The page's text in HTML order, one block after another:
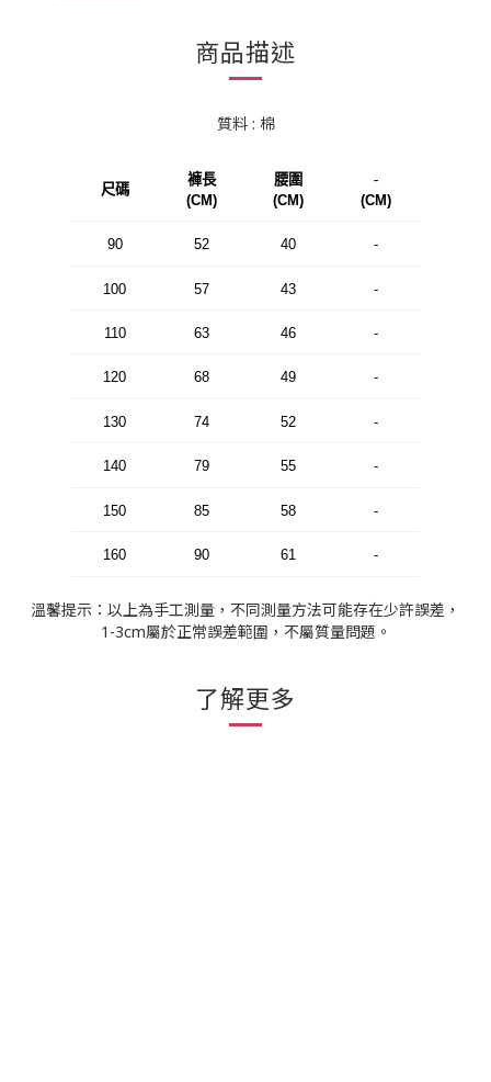
商品描述
質料 : 棉
尺碼
褲長
(CM)
腰圍
(CM)
-
(CM)
90 52 40 -
100 57 43 -
110 63 46 -
120 68 49 -
130 74 52 -
140 79 55 -
150 85 58 -
160 90 61 -
溫馨提示：以上為手工測量，不同測量方法可能存在少許誤差，
1-3cm屬於正常誤差範圍，不屬質量問題。
了解更多